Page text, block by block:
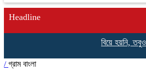
Headline
বিয়ে হয়নি,
/ গ্রাম বাংলা